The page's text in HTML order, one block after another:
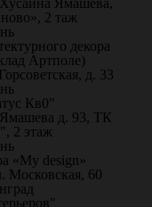
Хусаина Ямашева,
2 таж
декора
Артполе)
д. 33
Кв0"
Ямашева д. 93, ТК
2 этаж
«My design»
Московская, 60